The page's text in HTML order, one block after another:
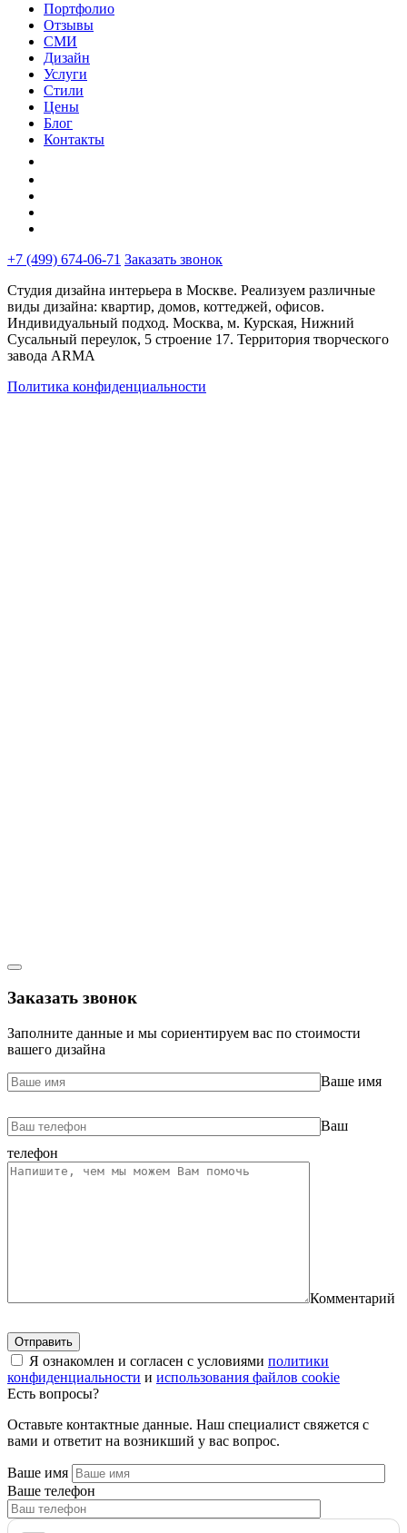
Портфолио
Отзывы
СМИ
Дизайн
Услуги
Стили
Цены
Блог
Контакты
+7 (499) 674-06-71 Заказать звонок
Студия дизайна интерьера в Москве. Реализуем различные
виды дизайна: квартир, домов, коттеджей, офисов.
Индивидуальный подход. Москва, м. Курская, Нижний
Сусальный переулок, 5 строение 17. Территория творческого
завода ARMA
Политика конфиденциальности
Заказать звонок
Заполните данные и мы сориентируем вас по стоимости
вашего дизайна
Ваше имя
Ваш
телефон
Комментарий
Я ознакомлен и согласен с условиями политики
конфиденциальности и использования файлов cookie
Есть вопросы?
Оставьте контактные данные. Наш специалист свяжется с
вами и ответит на возникший у вас вопрос.
Ваше имя
Ваше телефон